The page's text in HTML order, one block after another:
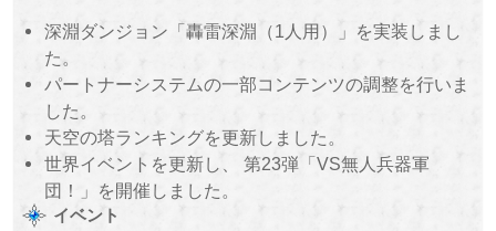
深淵ダンジョン「轟雷深淵（1人用）」を実装しまし
た。
パートナーシステムの一部コンテンツの調整を行いま
した。
天空の塔ランキングを更新しました。
世界イベントを更新し、 第23弾「VS無人兵器軍
団！」を開催しました。
イベント